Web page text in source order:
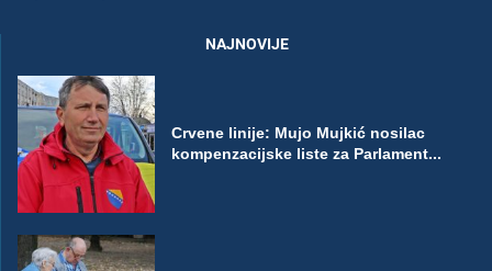
NAJNOVIJE
Crvene linije: Mujo Mujkić nosilac
kompenzacijske liste za Parlament...